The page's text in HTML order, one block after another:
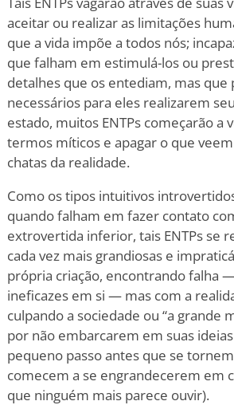
aceitar ou realizar as limitações
que a vida impõe a todos nós;
que falham em estimulá-los ou
detalhes que os entediam, mas que
necessários para eles realizarem
estado, muitos ENTPs começarão a
termos míticos e apagar o que
chatas da realidade.
Como os tipos intuitivos introvertidos
quando falham em fazer contato
extrovertida inferior, tais ENTPs se
cada vez mais grandiosas e
própria criação, encontrando falha
ineficazes em si — mas com a
culpando a sociedade ou “a grande
por não embarcarem em suas
pequeno passo antes que se
comecem a se engrandecerem em
que ninguém mais parece ouvir).